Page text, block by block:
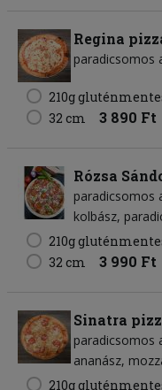
Regina
paradicsomos
210g
32 cm 3 890 Ft
Rózsa
paradicsomos
kolbász
210g
32 cm 3 990 Ft
Sinatra
paradicsomos
ananász
210g